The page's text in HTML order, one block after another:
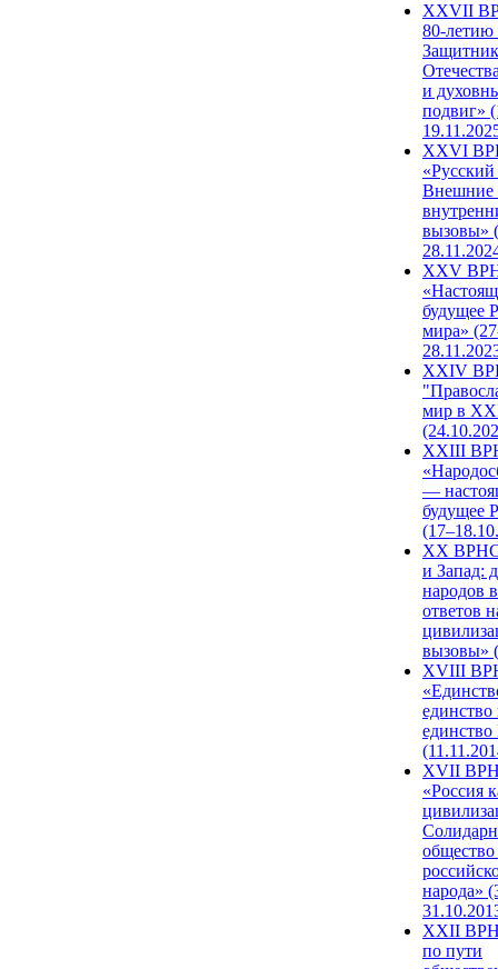
ХХVII
80-
и
подвиг»
XXVI
Внешние
вызовы»
XXV
будущее
мира»
XXIV
мир в
XXIII
—
будущее
XX ВРНС
и Запад:
народов
ответов
вызовы»
XVIII
единство
единство
XVII
«Россия
народа»
XXII
по пути